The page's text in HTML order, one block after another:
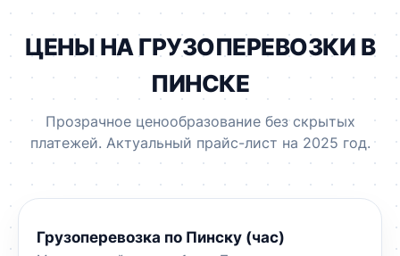
ЦЕНЫ НА ГРУЗОПЕРЕВОЗКИ В
ПИНСКЕ
Прозрачное ценообразование без скрытых
платежей. Актуальный прайс-лист на 2025 год.
Грузоперевозка по Пинску (час)